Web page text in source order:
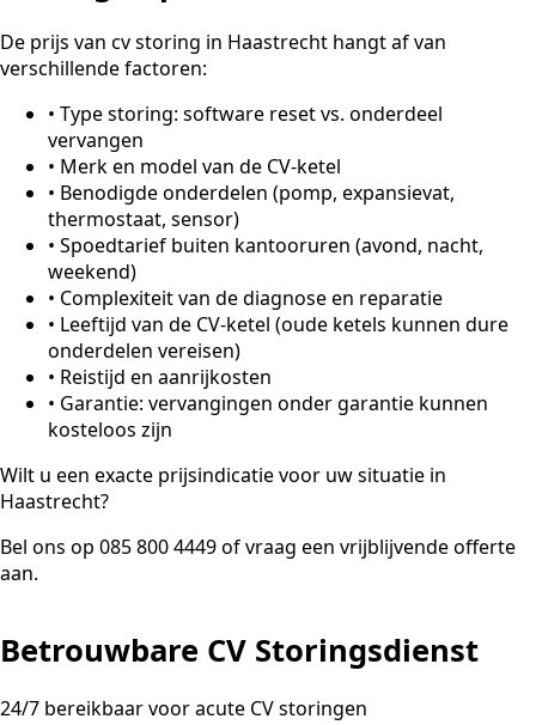
De prijs van cv storing in Haastrecht hangt af van
verschillende factoren:
• Type storing: software reset vs. onderdeel
vervangen
• Merk en model van de CV-ketel
• Benodigde onderdelen (pomp, expansievat,
thermostaat, sensor)
• Spoedtarief buiten kantooruren (avond, nacht,
weekend)
• Complexiteit van de diagnose en reparatie
• Leeftijd van de CV-ketel (oude ketels kunnen dure
onderdelen vereisen)
• Reistijd en aanrijkosten
• Garantie: vervangingen onder garantie kunnen
kosteloos zijn
Wilt u een exacte prijsindicatie voor uw situatie in
Haastrecht?
Bel ons op 085 800 4449 of vraag een vrijblijvende offerte
aan.
Betrouwbare CV Storingsdienst
24/7 bereikbaar voor acute CV storingen